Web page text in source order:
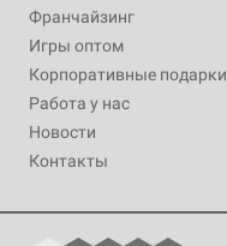
Франчайзинг
Игры оптом
Корпоративные подарки
Работа у нас
Новости
Контакты